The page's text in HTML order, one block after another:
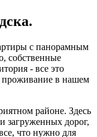
с панорамным
собственные
- все это
проживание в нашем
районе. Здесь
загруженных дорог,
что нужно для